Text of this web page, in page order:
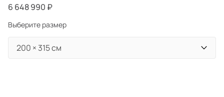
6 648 990 ₽
Выберите размер